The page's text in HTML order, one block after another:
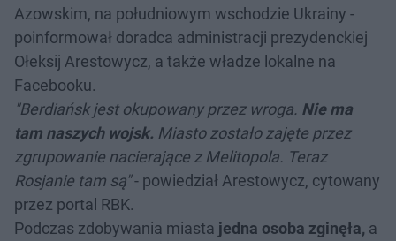
Azowskim, na południowym wschodzie Ukrainy -
poinformował doradca administracji prezydenckiej
Ołeksij Arestowycz, a także władze lokalne na
Facebooku.
"Berdiańsk jest okupowany przez wroga. Nie ma
tam naszych wojsk. Miasto zostało zajęte przez
zgrupowanie nacierające z Melitopola. Teraz
Rosjanie tam są"- powiedział Arestowycz, cytowany
przez portal RBK.
Podczas zdobywania miasta jedna osoba zginęła, a